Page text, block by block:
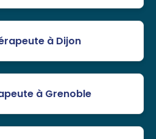
à Dijon
à Grenoble